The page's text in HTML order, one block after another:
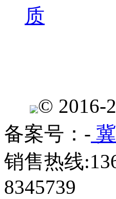
质
© 2016-
备案号：-
销售热线
8345739